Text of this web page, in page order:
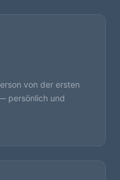
von der ersten
persönlich und